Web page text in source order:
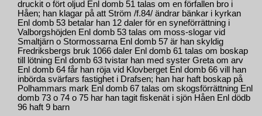
druckit o fört oljud Enl domb 51 talas om en förfallen bro i
Håen; han klagar på att Ström /f.84/ ändrar bänkar i kyrkan
Enl domb 53 betalar han 12 daler för en syneförrättning i
Valborgshöjden Enl domb 53 talas om moss-slogar vid
Smaltjärn o Stormossarna Enl domb 57 är han skyldig
Fredriksbergs bruk 1066 daler Enl domb 61 talas om boskap
till lötning Enl domb 63 tvistar han med syster Greta om arv
Enl domb 64 får han röja vid Klovberget Enl domb 66 vill han
inbörda svärfars fastighet i Drafsen; han har haft boskap på
Polhammars mark Enl domb 67 talas om skogsförrättning Enl
domb 73 o 74 o 75 har han tagit fiskenät i sjön Håen Enl dödb
96 haft 9 barn